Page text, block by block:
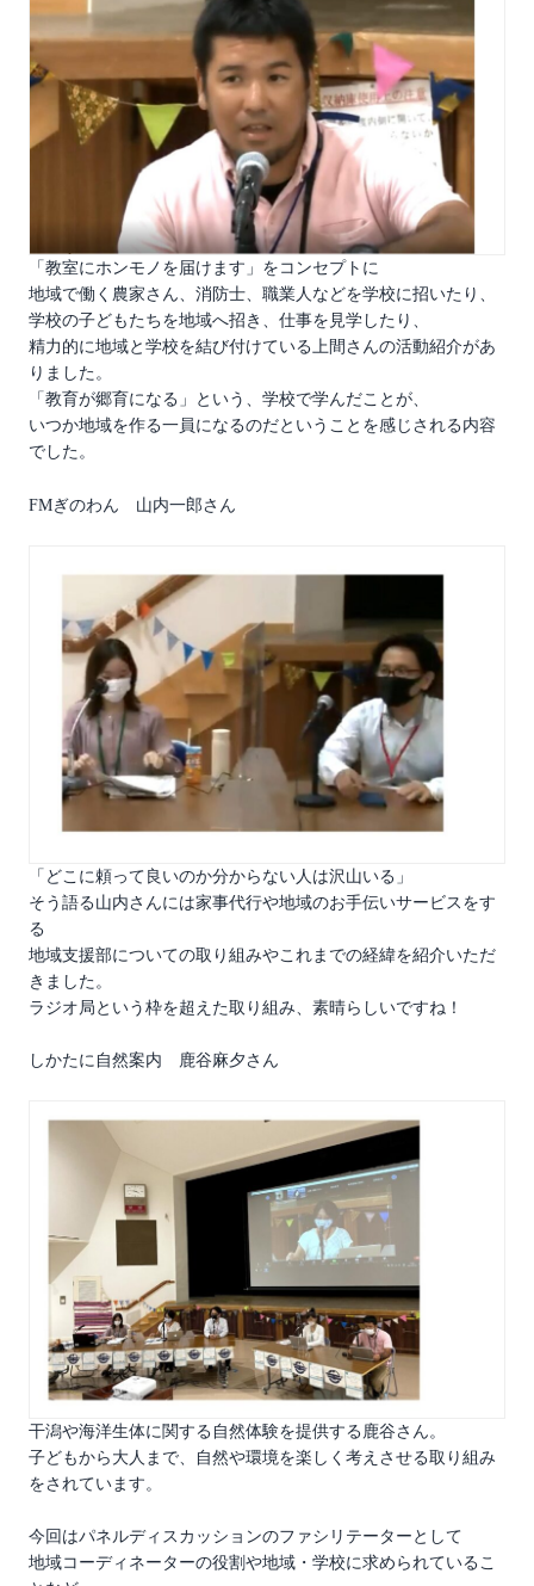
「教室にホンモノを届けます」をコンセプトに
地域で働く農家さん、消防士、職業人などを学校に招いたり、
学校の子どもたちを地域へ招き、仕事を見学したり、
精力的に地域と学校を結び付けている上間さんの活動紹介があ
りました。
「教育が郷育になる」という、学校で学んだことが、
いつか地域を作る一員になるのだということを感じされる内容
でした。
FMぎのわん 山内一郎さん
「どこに頼って良いのか分からない人は沢山いる」
そう語る山内さんには家事代行や地域のお手伝いサービスをす
る
地域支援部についての取り組みやこれまでの経緯を紹介いただ
きました。
ラジオ局という枠を超えた取り組み、素晴らしいですね！
しかたに自然案内 鹿谷麻夕さん
干潟や海洋生体に関する自然体験を提供する鹿谷さん。
子どもから大人まで、自然や環境を楽しく考えさせる取り組み
をされています。
今回はパネルディスカッションのファシリテーターとして
地域コーディネーターの役割や地域・学校に求められているこ